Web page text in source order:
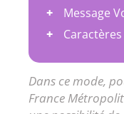
Message
Dans ce mode,
France